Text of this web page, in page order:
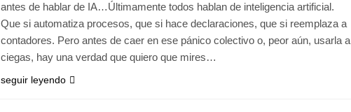
antes de hablar de IA…Últimamente todos hablan de inteligencia artificial.
Que si automatiza procesos, que si hace declaraciones, que si reemplaza a
contadores. Pero antes de caer en ese pánico colectivo o, peor aún, usarla a
ciegas, hay una verdad que quiero que mires…
seguir leyendo